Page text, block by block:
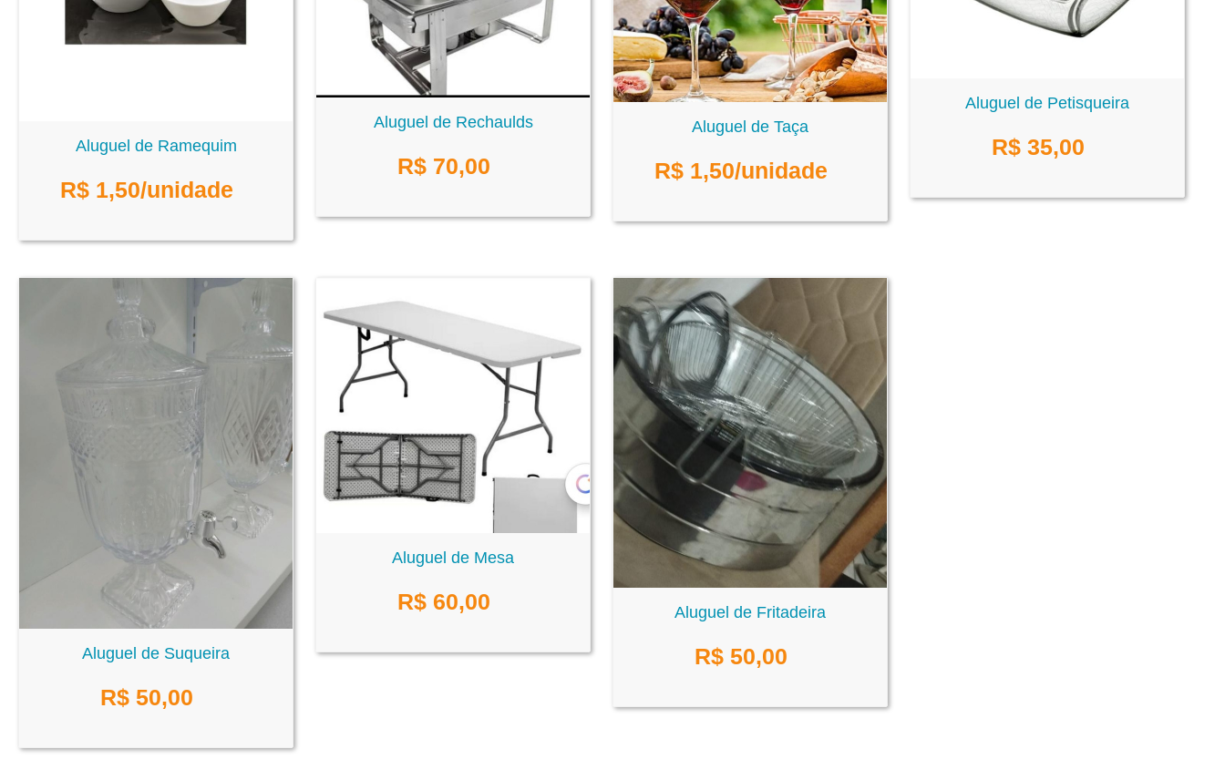
Aluguel de Ramequim
R$ 1,50/unidade
Aluguel de Rechaulds
R$ 70,00
Aluguel de Taça
R$ 1,50/unidade
Aluguel de Petisqueira
R$ 35,00
Aluguel de Suqueira
R$ 50,00
Aluguel de Mesa
R$ 60,00 Aluguel de Fritadeira
R$ 50,00